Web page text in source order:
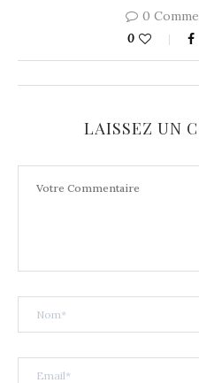
0
0
LAISSEZ UN